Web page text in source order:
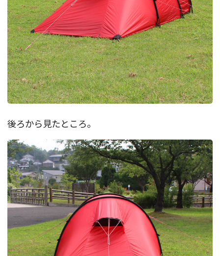
後ろから見たところ。